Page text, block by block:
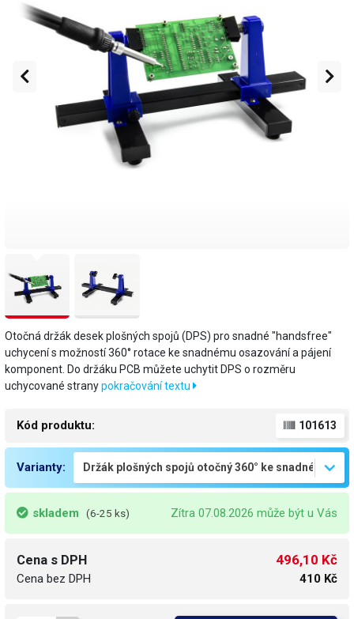
Otočná držák desek plošných spojů (DPS) pro snadné "handsfree"
uchycení s možností 360° rotace ke snadnému osazování a pájení
komponent. Do držáku PCB můžete uchytit DPS o rozměru
uchycované stranypokračování textu
Kód produktu: 101613
Varianty:
skladem (6-25 ks) Zítra 07.08.2026 může být u Vás
Cena s DPH
Cena bez DPH
496,10 Kč
410 Kč